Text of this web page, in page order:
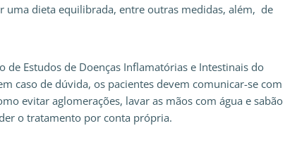
uma dieta equilibrada, entre outras medidas, além, de
de Estudos de Doenças Inflamatórias e Intestinais do
caso de dúvida, os pacientes devem comunicar-se com
evitar aglomerações, lavar as mãos com água e sabão
o tratamento por conta própria.